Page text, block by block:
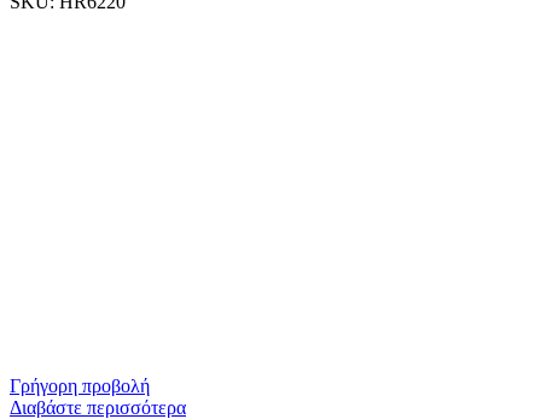
Γρήγορη προβολή
Διαβάστε περισσότερα